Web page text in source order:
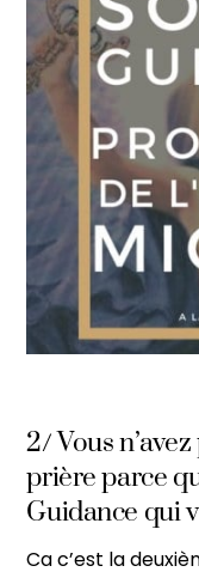
2/ Vous
prière parce
Guidance qui
Ca c’est la